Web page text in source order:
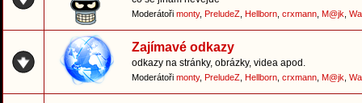
Moderátoři monty, PreludeZ Hellborn crxmann M@jk
Zajímavé odkazy
odkazy na stránky, obrázky, videa apod.
Moderátoři monty, PreludeZ Hellborn crxmann M@jk